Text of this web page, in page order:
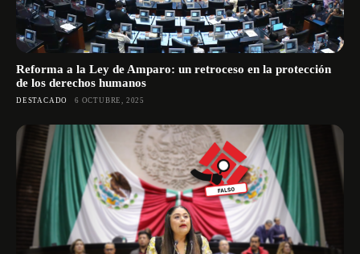
Reforma a la Ley de Amparo: un retroceso en la protección
de los derechos humanos
DESTACADO 6 OCTUBRE, 2025